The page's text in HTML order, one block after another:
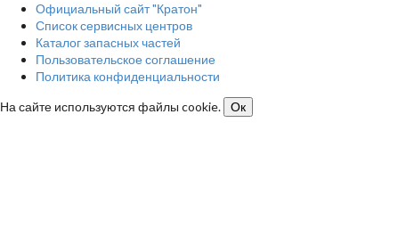
Официальный сайт "Кратон"
Список сервисных центров
Каталог запасных частей
Пользовательское соглашение
Политика конфиденциальности
На сайте используются файлы cookie.
Ок